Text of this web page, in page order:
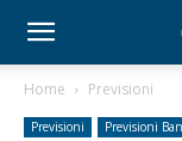
Home Previsioni
Previsioni Previsioni